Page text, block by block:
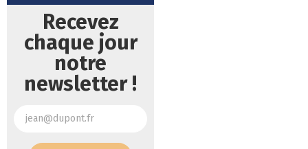
Recevez
chaque jour
notre
newsletter !